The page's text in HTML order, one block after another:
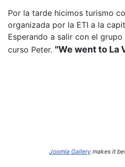
Por la tarde hicimos turismo
organizada por la ETI a la
Esperando a salir con el
curso Peter. "We went to La
Joomla Gallery makes it